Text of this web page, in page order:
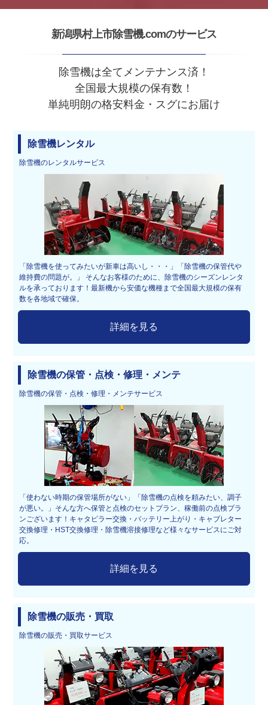
新潟県村上市除雪機.comのサービス
除雪機は全てメンテナンス済！
全国最大規模の保有数！
単純明朗の格安料金・スグにお届け
除雪機レンタル
除雪機のレンタルサービス
「除雪機を使ってみたいが新車は高いし・・・」「除雪機の保管代や
維持費の問題が。」 そんなお客様のために、除雪機のシーズンレンタ
ルを承っております！最新機から安価な機種まで全国最大規模の保有
数を各地域で確保。
詳細を見る
除雪機の保管・点検・修理・メンテ
除雪機の保管・点検・修理・メンテサービス
「使わない時期の保管場所がない」「除雪機の点検を頼みたい、調子
が悪い。」そんな方へ保管と点検のセットプラン、稼働前の点検プラ
ンございます！キャタピラー交換・バッテリー上がり・キャブレター
交換修理・HST交換修理・除雪機溶接修理など様々なサービスにご対
応。
詳細を見る
除雪機の販売・買取
除雪機の販売・買取サービス